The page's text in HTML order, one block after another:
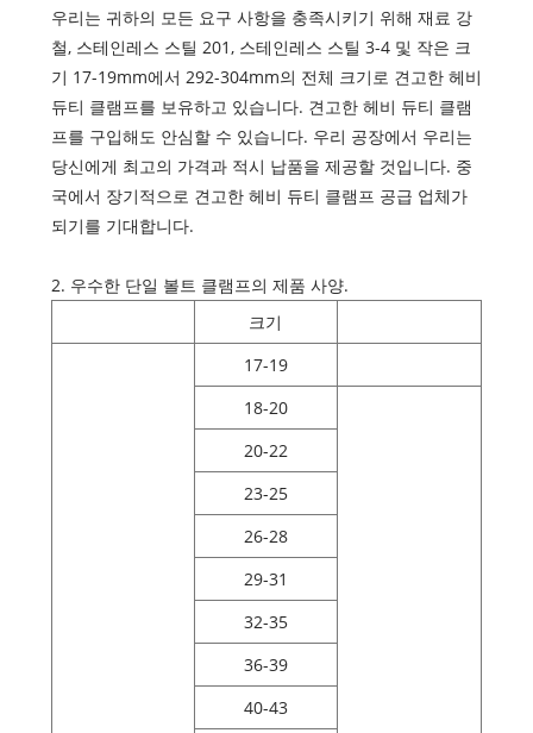
우리는 귀하의 모든 요구 사항을 충족시키기 위해 재료 강
철, 스테인레스 스틸 201, 스테인레스 스틸 3-4 및 작은 크
기 17-19mm에서 292-304mm의 전체 크기로 견고한 헤비
듀티 클램프를 보유하고 있습니다. 견고한 헤비 듀티 클램
프를 구입해도 안심할 수 있습니다. 우리 공장에서 우리는
당신에게 최고의 가격과 적시 납품을 제공할 것입니다. 중
국에서 장기적으로 견고한 헤비 듀티 클램프 공급 업체가
되기를 기대합니다.
2. 우수한 단일 볼트 클램프의 제품 사양.
크기
17-19
18-20
20-22
23-25
26-28
29-31
32-35
36-39
40-43